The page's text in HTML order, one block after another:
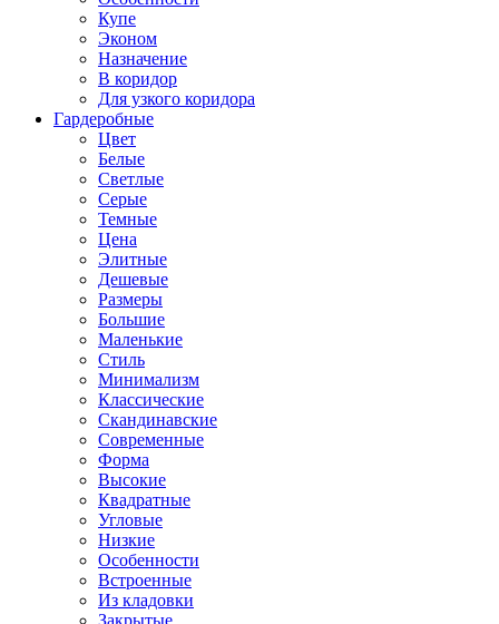
Купе
Эконом
Назначение
В коридор
Для узкого коридора
Гардеробные
Цвет
Белые
Светлые
Серые
Темные
Цена
Элитные
Дешевые
Размеры
Большие
Маленькие
Стиль
Минимализм
Классические
Скандинавские
Современные
Форма
Высокие
Квадратные
Угловые
Низкие
Особенности
Встроенные
Из кладовки
Закрытые